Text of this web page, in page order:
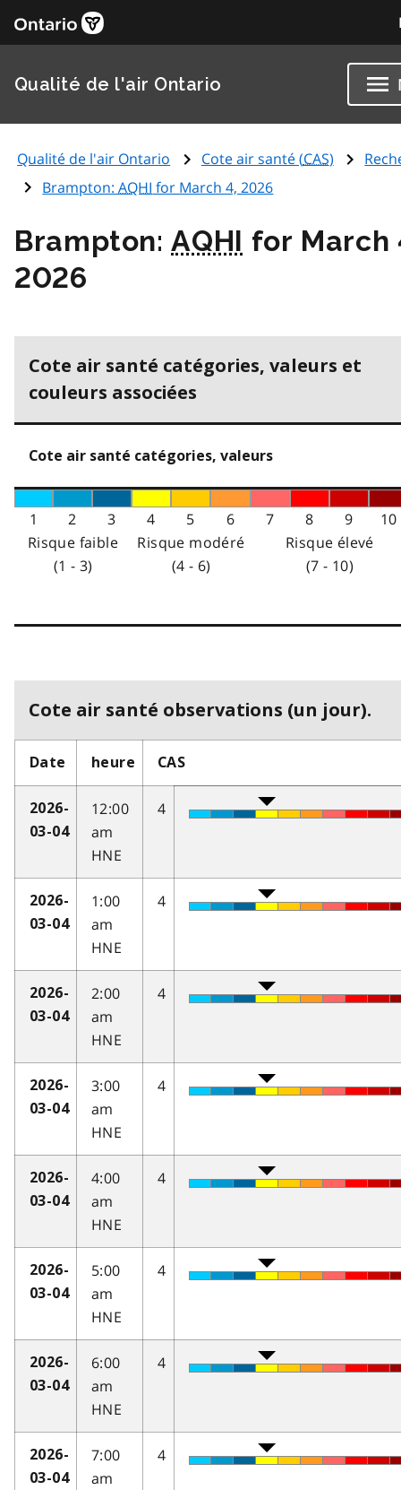
Qualité de l'air Ontario
Qualité de l'air Ontario Cote air santé (CAS)
Brampton:AQHI for March 4, 2026
Brampton:AQHI for March
2026
Cote air santé catégories, valeurs et
couleurs associées
Cote air santé catégories, valeurs
1 2 3 4 5 6 7 8 9
10
Risque faible
(1 - 3)
Risque modéré
(4 - 6)
Risque élevé
(7 - 10)
Cote air santé observations (un jour).
Date heure CAS
2026-
03-04
12:00
am
HNE
4
2026-
03-04
1:00
am
HNE
4
2026-
03-04
2:00
am
HNE
4
2026-
03-04
3:00
am
HNE
4
2026-
03-04
4:00
am
HNE
4
2026-
03-04
5:00
am
HNE
4
2026-
03-04
6:00
am
HNE
4
2026-
03-04
7:00
am
4